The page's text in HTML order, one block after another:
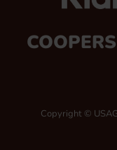
Copyright ©